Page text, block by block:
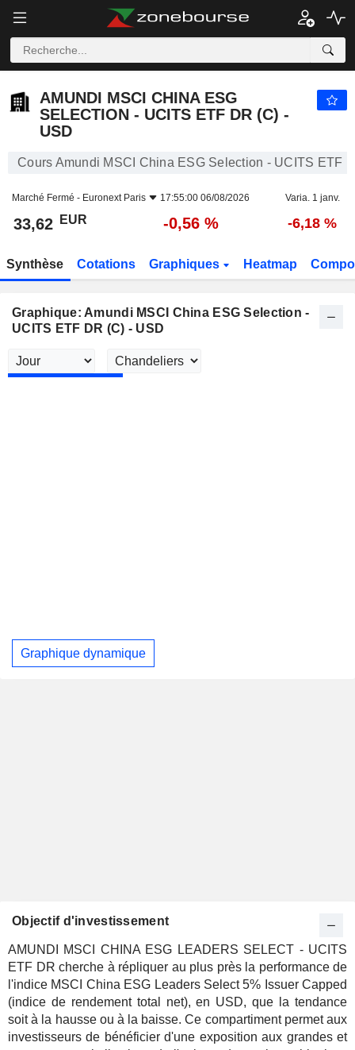
AMUNDI MSCI CHINA ESG
SELECTION - UCITS ETF DR (C) -
USD
Cours Amundi MSCI China ESG Selection - UCITS ETF
Marché Fermé - Euronext Paris 17:55:00 06/08/2026 Varia. 1 janv.
33,62 EUR -0,56 % -6,18 %
Synthèse Cotations Graphiques Heatmap
Graphique: Amundi MSCI China ESG Selection -
UCITS ETF DR (C) - USD
Graphique dynamique
Objectif d'investissement
AMUNDI MSCI CHINA ESG LEADERS SELECT - UCITS
ETF DR cherche à répliquer au plus près la performance de
l'indice MSCI China ESG Leaders Select 5% Issuer Capped
(indice de rendement total net), en USD, que la tendance
soit à la hausse ou à la baisse. Ce compartiment permet aux
investisseurs de bénéficier d'une exposition aux grandes et